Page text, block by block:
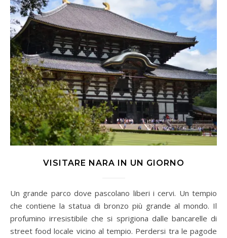
VISITARE NARA IN UN GIORNO
Un grande parco dove pascolano liberi i cervi. Un tempio
che contiene la statua di bronzo più grande al mondo. Il
profumino irresistibile che si sprigiona dalle bancarelle di
street food locale vicino al tempio. Perdersi tra le pagode